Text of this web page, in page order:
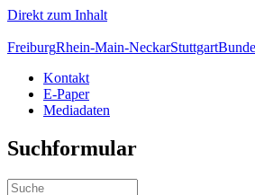
Direkt zum Inhalt
FreiburgRhein-Main-NeckarStuttgart
Kontakt
E-Paper
Mediadaten
Suchformular